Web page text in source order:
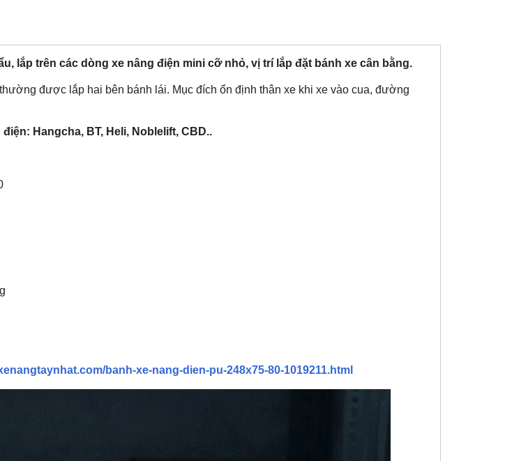
lắp trên các dòng xe nâng điện mini cỡ nhỏ, vị trí lắp đặt bánh xe cân bằng.
thường được lắp hai bên bánh lái. Mục đích ổn định thân xe khi xe vào cua, đường
điện: Hangcha, BT, Heli, Noblelift, CBD..
banh-xe-nang-dien-pu-248x75-80-1019211.html